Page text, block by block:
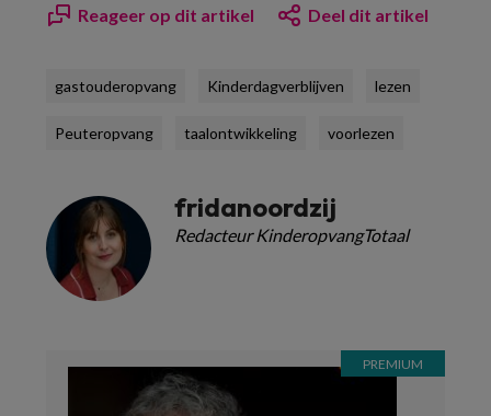
Reageer op dit artikel Deel dit artikel
gastouderopvang Kinderdagverblijven lezen
Peuteropvang taalontwikkeling voorlezen
fridanoordzij
Redacteur KinderopvangTotaal